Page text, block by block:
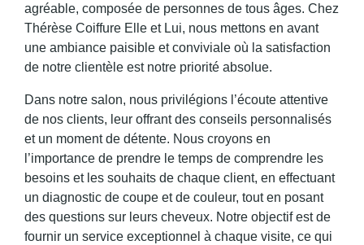
agréable, composée de personnes de tous âges. Chez
Thérèse Coiffure Elle et Lui, nous mettons en avant
une ambiance paisible et conviviale où la satisfaction
de notre clientèle est notre priorité absolue.
Dans notre salon, nous privilégions l’écoute attentive
de nos clients, leur offrant des conseils personnalisés
et un moment de détente. Nous croyons en
l’importance de prendre le temps de comprendre les
besoins et les souhaits de chaque client, en effectuant
un diagnostic de coupe et de couleur, tout en posant
des questions sur leurs cheveux. Notre objectif est de
fournir un service exceptionnel à chaque visite, ce qui